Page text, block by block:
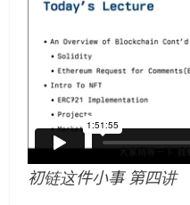
初链这件小事 第四讲